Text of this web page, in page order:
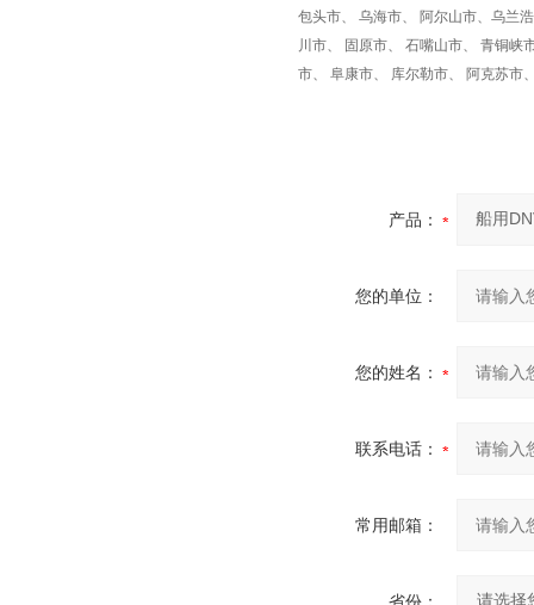
包头市、 乌海市、 阿尔山市、乌兰
川市、 固原市、 石嘴山市、 青铜峡
市、 阜康市、 库尔勒市、 阿克苏市
产品：
您的单位：
您的姓名：
联系电话：
常用邮箱：